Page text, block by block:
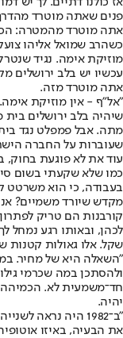
פנים שאתה מוטרד
אתה מוטרד מהמטרה:
כשהרב שמואל אליהו
מוזיקת אימה. נגיד
עכשיו יש בלב ירושלים
אתה מוטרד מזה.
"אל"ף - אין מוזיקת
שיהיה בלב ירושלים
מתה. אבל פמפלט נגד
שעוברות על החברה
עוד את לא פוגעת בחוק,
כמו שלא שקעתי בשום
בעבודה, כי הוא משרטט
מקדש שיורד משמיים?
קורבנות הם טריק
שקל. אלו גאולות קטנות
"השאלה היא של מחיר.
ולהסתכן במה שכרמי
חד־משמעית לא.
יהיה.
"ב־1982 היה נראה
את הבעיה, באיזו